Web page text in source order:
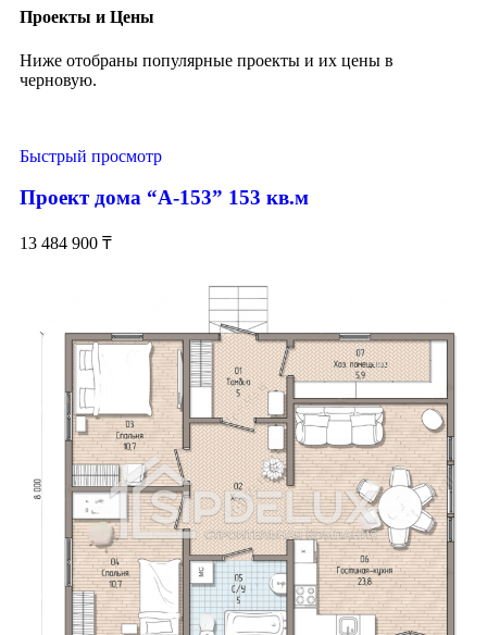
Проекты и Цены
Ниже отобраны популярные проекты и их цены в
черновую.
Быстрый просмотр
Проект дома “А-153” 153 кв.м
13 484 900 ₸